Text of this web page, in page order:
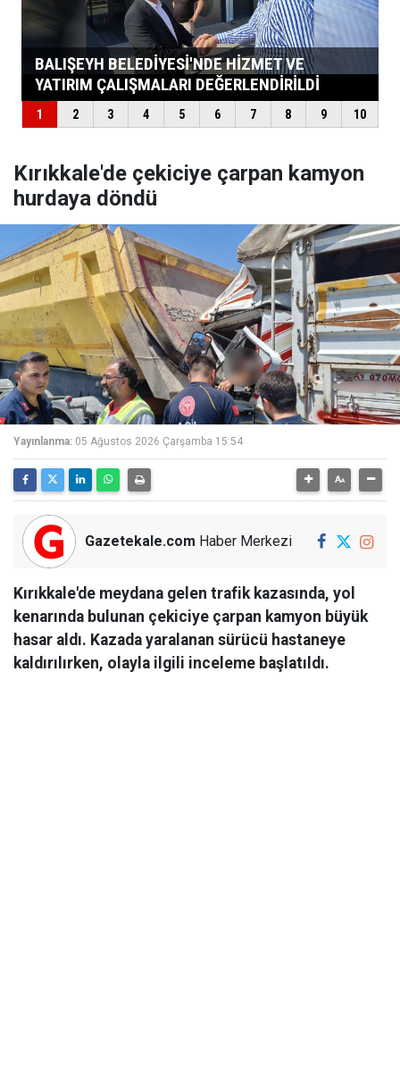
Kırıkkale'de çekiciye çarpan kamyon
hurdaya döndü
Yayınlanma: 05 Ağustos 2026 Çarşamba 15:54
Gazetekale.com Haber Merkezi
Kırıkkale'de meydana gelen trafik kazasında, yol
kenarında bulunan çekiciye çarpan kamyon büyük
hasar aldı. Kazada yaralanan sürücü hastaneye
kaldırılırken, olayla ilgili inceleme başlatıldı.